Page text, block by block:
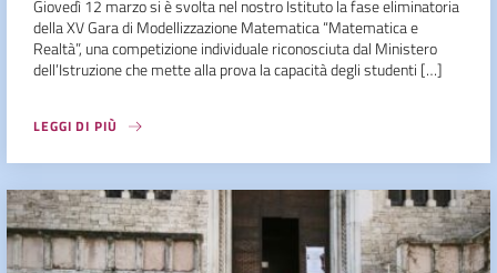
Giovedì 12 marzo si è svolta nel nostro Istituto la fase eliminatoria
della XV Gara di Modellizzazione Matematica “Matematica e
Realtà”, una competizione individuale riconosciuta dal Ministero
dell’Istruzione che mette alla prova la capacità degli studenti […]
LEGGI DI PIÙ